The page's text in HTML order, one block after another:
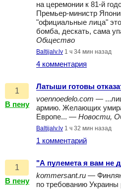
на церемонии к 81-й
Премьер-министр
"официальные лица"
бомба, дескать, сама
Общество
Baltijalv.lv 1 ч 34 мин назад
4 комментария
1
В пену
Латыши готовы
voennoedelo.com —
армию. Желающих
Европе... — Новости,
Baltijalv.lv 1 ч 32 мин назад
1 комментарий
1
В пену
"А пулемета я вам не
kommersant.ru —
по требованию